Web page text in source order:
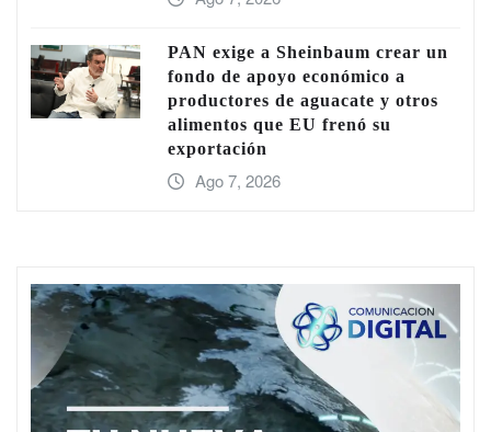
PAN exige a Sheinbaum crear un
fondo de apoyo económico a
productores de aguacate y otros
alimentos que EU frenó su
exportación
Ago 7, 2026